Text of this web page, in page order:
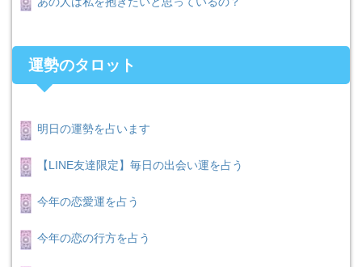
運勢のタロット
明日の運勢を占います
【LINE友達限定】毎日の出会い運を占う
今年の恋愛運を占う
今年の恋の行方を占う